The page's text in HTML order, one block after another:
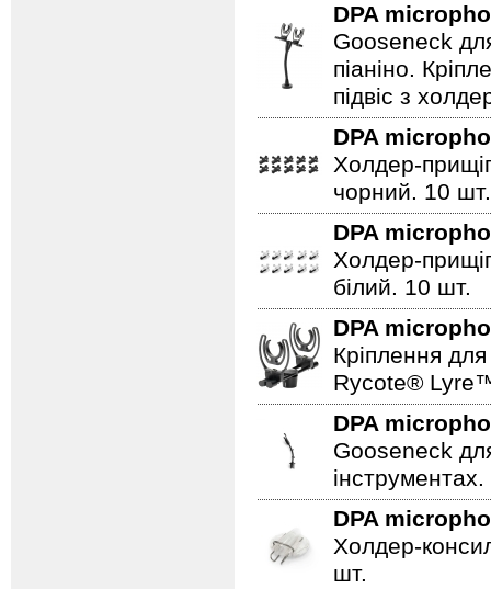
DPA
Gooseneck
піаніно.
підвіс з
DPA
Холдер-
чорний. 10 шт.
DPA
Холдер-
білий. 10 шт.
DPA
Кріплення
Rycote®
DPA
Gooseneck
DPA
Холдер-
шт.